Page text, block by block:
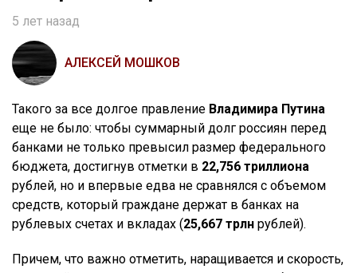
5 лет назад
АЛЕКСЕЙ МОШКОВ
Такого за все долгое правление Владимира Путина
еще не было: чтобы суммарный долг россиян перед
банками не только превысил размер федерального
бюджета, достигнув отметки в 22,756 триллиона
рублей, но и впервые едва не сравнялся с объемом
средств, который граждане держат в банках на
рублевых счетах и вкладах (25,667 трлн рублей).
Причем, что важно отметить, наращивается и скорость,